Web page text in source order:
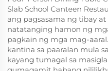
Slab School Canteen
ang pagsasama ng tibay
natatanging hamon ng
pagkain ng mga mag-
kantina sa paaralan mula
kayang tumagal sa